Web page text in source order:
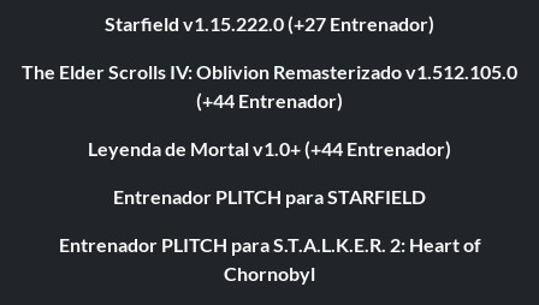
Starfield v1.15.222.0 (+27 Entrenador)
The Elder Scrolls IV: Oblivion Remasterizado v1.512.105.0
(+44 Entrenador)
Leyenda de Mortal v1.0+ (+44 Entrenador)
Entrenador PLITCH para STARFIELD
Entrenador PLITCH para S.T.A.L.K.E.R. 2: Heart of
Chornobyl